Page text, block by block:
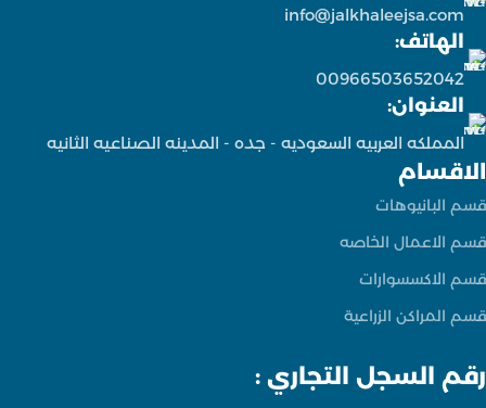
info@jalkhaleejsa.com
الهاتف:
00966503652042
العنوان:
المملكه العربيه السعوديه - جده - المدينه الصناعيه الثانيه
الاقسام
قسم البانيوهات
قسم الاعمال الخاصه
قسم الاكسسوارات
قسم المراكن الزراعية
رقم السجل التجاري :